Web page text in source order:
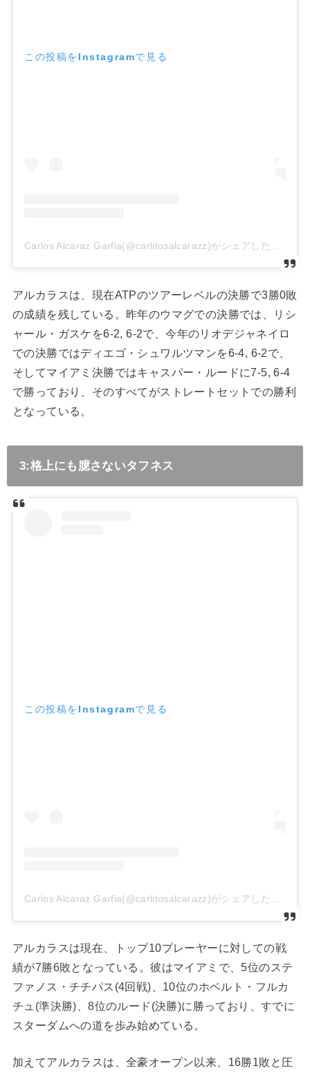
この投稿をInstagramで見る
Carlos Alcaraz Garfia(@carlitosalcarazz)がシェアした投稿
アルカラスは、現在ATPのツアーレベルの決勝で3勝0敗
の成績を残している。昨年のウマグでの決勝では、リシ
ャール・ガスケを6-2, 6-2で、今年のリオデジャネイロ
での決勝ではディエゴ・シュワルツマンを6-4, 6-2で、
そしてマイアミ決勝ではキャスパー・ルードに7-5, 6-4
で勝っており、そのすべてがストレートセットでの勝利
となっている。
3:格上にも臆さないタフネス
この投稿をInstagramで見る
アルカラスは現在、トップ10プレーヤーに対しての戦
績が7勝6敗となっている。彼はマイアミで、5位のステ
ファノス・チチパス(4回戦)、10位のホベルト・フルカ
チュ(準決勝)、8位のルード(決勝)に勝っており、すでに
スターダムへの道を歩み始めている。
加えてアルカラスは、全豪オープン以来、 16勝1敗と圧